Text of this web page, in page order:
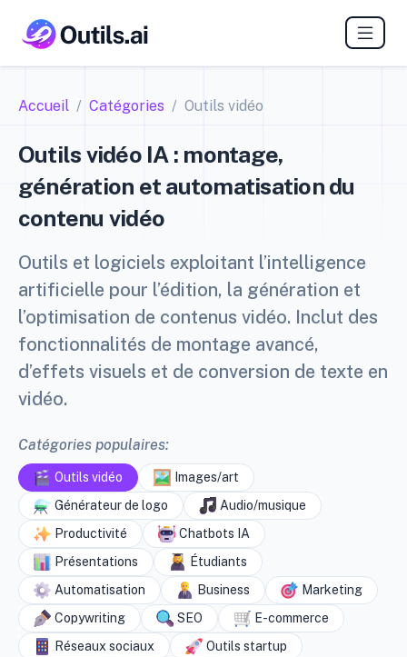
Accueil Catégories Outils vidéo
Outils vidéo IA : montage,
génération et automatisation du
contenu vidéo
Outils et logiciels exploitant l’intelligence
artificielle pour l’édition, la génération et
l’optimisation de contenus vidéo. Inclut des
fonctionnalités de montage avancé,
d’effets visuels et de conversion de texte en
vidéo.
Catégories populaires:
Outils vidéo
Images/art
Générateur de logo
Audio/musique
Productivité
Chatbots IA
Présentations
Étudiants
Automatisation
Business
Marketing
Copywriting
SEO
E-commerce
Réseaux sociaux
Outils startup